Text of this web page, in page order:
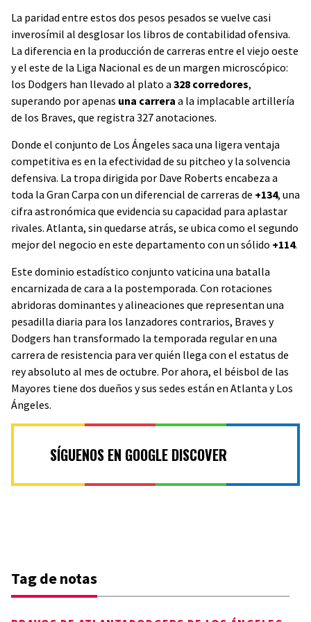
La paridad entre estos dos pesos pesados se vuelve casi
inverosímil al desglosar los libros de contabilidad ofensiva.
La diferencia en la producción de carreras entre el viejo oeste
y el este de la Liga Nacional es de un margen microscópico:
los Dodgers han llevado al plato a 328 corredores,
superando por apenas una carrera a la implacable artillería
de los Braves, que registra 327 anotaciones.
Donde el conjunto de Los Ángeles saca una ligera ventaja
competitiva es en la efectividad de su pitcheo y la solvencia
defensiva. La tropa dirigida por Dave Roberts encabeza a
toda la Gran Carpa con un diferencial de carreras de +134, una
cifra astronómica que evidencia su capacidad para aplastar
rivales. Atlanta, sin quedarse atrás, se ubica como el segundo
mejor del negocio en este departamento con un sólido +114.
Este dominio estadístico conjunto vaticina una batalla
encarnizada de cara a la postemporada. Con rotaciones
abridoras dominantes y alineaciones que representan una
pesadilla diaria para los lanzadores contrarios, Braves y
Dodgers han transformado la temporada regular en una
carrera de resistencia para ver quién llega con el estatus de
rey absoluto al mes de octubre. Por ahora, el béisbol de las
Mayores tiene dos dueños y sus sedes están en Atlanta y Los
Ángeles.
SÍGUENOS EN GOOGLE DISCOVER
Tag de notas